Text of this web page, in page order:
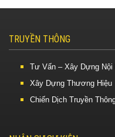
TRUYỀN THÔNG
Tư Vấn – Xây Dựng Nội
Xây Dựng Thương Hiệu
Chiến Dịch Truyền